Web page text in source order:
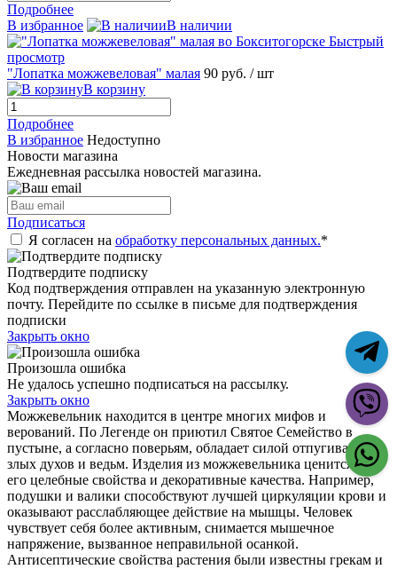
Подробнее
В избранное
В наличии
Быстрый
просмотр
"Лопатка можжевеловая" малая 90 руб. / шт
В корзину
Подробнее
В избранное Недоступно
Новости магазина
Ежедневная рассылка новостей магазина.
Подписаться
Я согласен на обработку персональных данных.*
Подтвердите подписку
Код подтверждения отправлен на указанную электронную
почту. Перейдите по ссылке в письме для подтверждения
подписки
Закрыть окно
Произошла ошибка
Не удалось успешно подписаться на рассылку.
Закрыть окно
Можжевельник находится в центре многих мифов и
верований. По Легенде он приютил Святое Семейство в
пустыне, а согласно поверьям, обладает силой отпугивать
злых духов и ведьм. Изделия из можжевельника ценится за
его целебные свойства и декоративные качества. Например,
подушки и валики способствуют лучшей циркуляции крови и
оказывают расслабляющее действие на мышцы. Человек
чувствует себя более активным, снимается мышечное
напряжение, вызванное неправильной осанкой.
Антисептические свойства растения были известны грекам и